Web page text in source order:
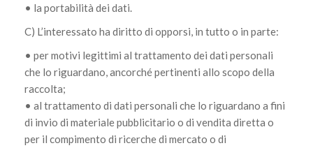
• la portabilità dei dati.
C) L’interessato ha diritto di opporsi, in tutto o in parte:
• per motivi legittimi al trattamento dei dati personali
che lo riguardano, ancorché pertinenti allo scopo della
raccolta;
• al trattamento di dati personali che lo riguardano a fini
di invio di materiale pubblicitario o di vendita diretta o
per il compimento di ricerche di mercato o di